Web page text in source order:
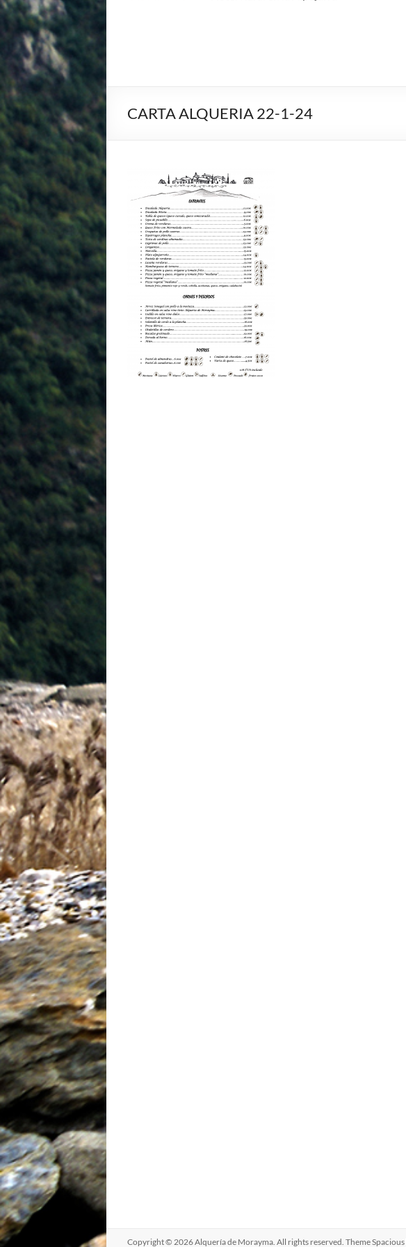
CARTA ALQUERIA 22-1-24
Copyright © 2026Alquería de Morayma. All rights reserved. ThemeSpacious